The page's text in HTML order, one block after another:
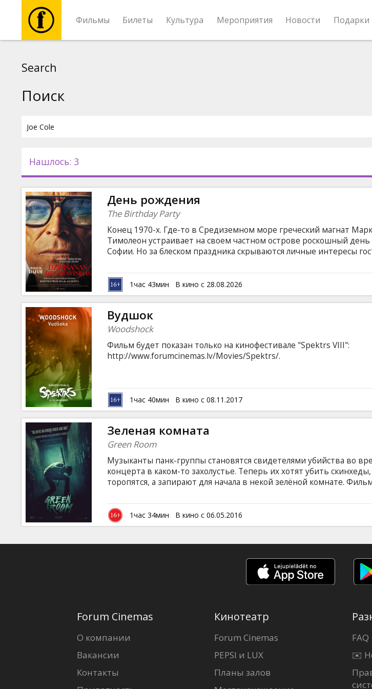
Фильмы Билеты Культура Мероприятия Новости Подарки
Новости
Подарки
Кинозакуски
B2B
Клуб
Search
Поиск
Нашлось: 3
День рождения
The Birthday Party
Конец 1970-х. Где-то в Средиземном море греческий магнат
Тимолеон устраивает на своем частном острове роскошный
Софии. Но за блеском праздника скрываются личные интересы
на английском языке с субтитрами на латышском и русском
1час 43мин В кино с 28.08.2026
Вудшок
Woodshock
Фильм будет показан только на кинофестивале "Spektrs VIII":
http://www.forumcinemas.lv/Movies/Spektrs/.
1час 40мин В кино с 08.11.2017
Зеленая комната
Green Room
Mузыканты панк-группы становятся свидетелями убийства во
концерта в каком-то захолустье. Теперь их хотят убить
торопятся, а запирают для начала в некой зелёной комнате.
1час 34мин В кино с 06.05.2016
Forum Cinemas
О компании
Вакансии
Контакты
Кинотеатр
Forum Cinemas
PEPSI и LUX
Планы залов
FAQ
✉️